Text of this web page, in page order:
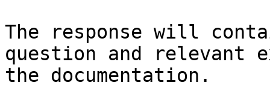
The response will
question and relevant
the documentation.